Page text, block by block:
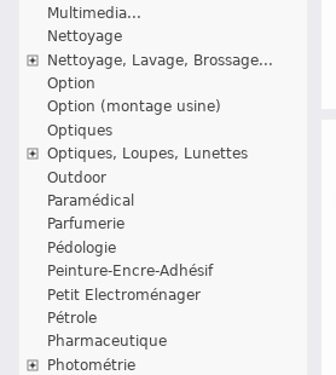
Multimedia...
Nettoyage
Nettoyage, Lavage, Brossage...
Option
Option (montage usine)
Optiques
Optiques, Loupes, Lunettes
Outdoor
Paramédical
Parfumerie
Pédologie
Peinture-Encre-Adhésif
Petit Electroménager
Pétrole
Pharmaceutique
Photométrie